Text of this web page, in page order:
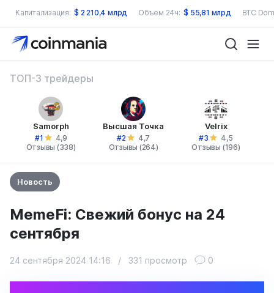
Капитализация: $ 2 210,4 млрд Объем 24ч: $ 55,81 млрд BTC
ТОП-3 трейдеры
Samorph
#1
4,9
Отзывы (338)
Высшая Точка
#2
4,7
Отзывы (264)
Velrix
#3
4,5
Отзывы (196)
Новость
MemeFi: Свежий бонус на 24
сентября
24 сентября 2024 14:16 / 331 просмотр 0